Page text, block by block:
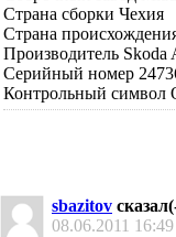
Страна сборки Чехия
Страна
Производитель Skoda
Серийный номер
Контрольный символ
sbazitov
08.06.2011 16:49